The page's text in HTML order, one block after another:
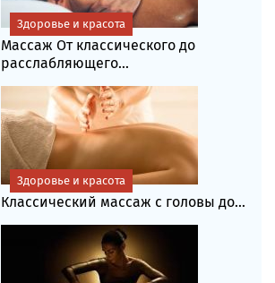
Массаж От классического до
расслабляющего...
Здоровье и красота
Классический массаж с головы до...
Здоровье и красота